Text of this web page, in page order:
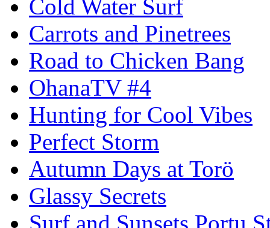
Cold Water Surf
Carrots and Pinetrees
Road to Chicken Bang
OhanaTV #4
Hunting for Cool Vibes
Perfect Storm
Autumn Days at Torö
Glassy Secrets
Surf and Sunsets Portu